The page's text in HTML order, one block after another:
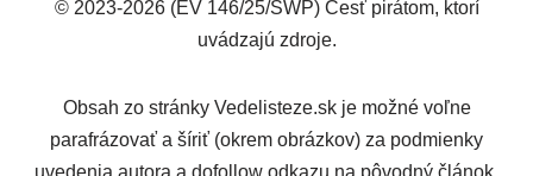
© 2023-2026 (EV 146/25/SWP) Česť pirátom, ktorí
uvádzajú zdroje.
Obsah zo stránky Vedelisteze.sk je možné voľne
parafrázovať a šíriť (okrem obrázkov) za podmienky
uvedenia autora a dofollow odkazu na pôvodný článok.